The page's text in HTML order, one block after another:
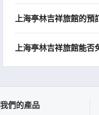
上海亭林吉祥旅館的預
上海亭林吉祥旅館能否
我們的產品